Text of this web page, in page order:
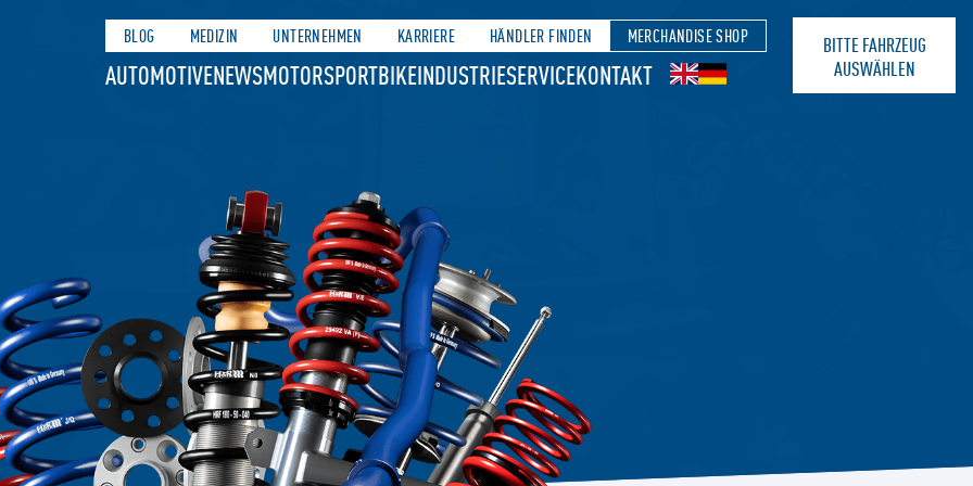
BLOG MEDIZIN UNTERNEHMEN KARRIERE HÄNDLER FINDEN MERCHANDISE SHOP
AUTOMOTIVENEWSMOTORSPORTBIKEINDUSTRIESERVICEKONTAKT
BITTE FAHRZEUG
AUSWÄHLEN